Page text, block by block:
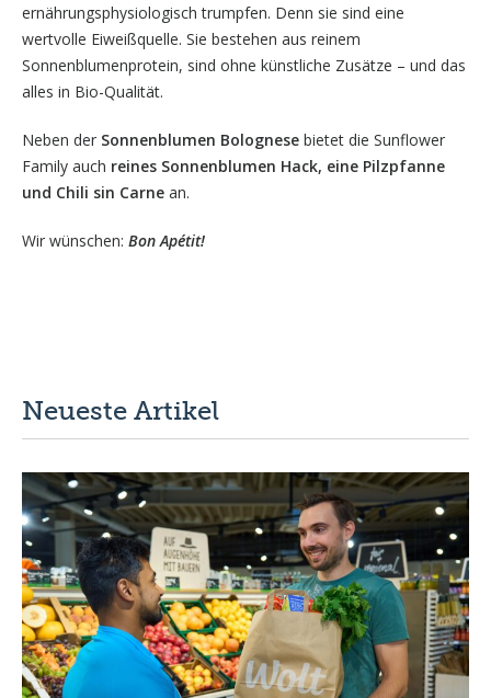
ernährungsphysiologisch trumpfen. Denn sie sind eine
wertvolle Eiweißquelle. Sie bestehen aus reinem
Sonnenblumen­protein, sind ohne künstliche Zusätze – und das
alles in Bio-Qualität.
Neben der Sonnenblumen Bolognese bietet die Sunflower
Family auch reines Sonnenblumen Hack, eine Pilzpfanne
und Chili sin Carne an.
Wir wünschen: Bon Apétit!
Neueste Artikel